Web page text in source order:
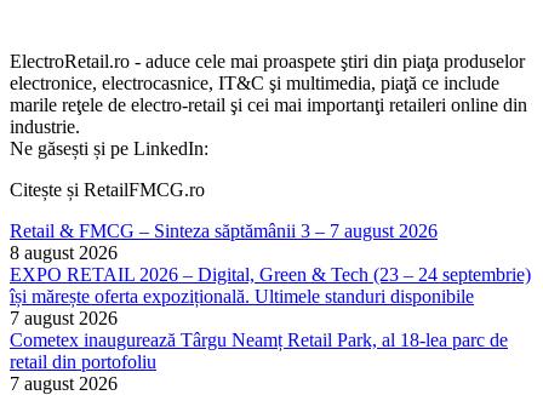
ElectroRetail.ro - aduce cele mai proaspete ştiri din piaţa produselor
electronice, electrocasnice, IT&C şi multimedia, piaţă ce include
marile reţele de electro-retail şi cei mai importanţi retaileri online din
industrie.
Ne găsești și pe LinkedIn:
Citește și RetailFMCG.ro
Retail & FMCG – Sinteza săptămânii 3 – 7 august 2026
8 august 2026
EXPO RETAIL 2026 – Digital, Green & Tech (23 – 24 septembrie)
își mărește oferta expozițională. Ultimele standuri disponibile
7 august 2026
Cometex inaugurează Târgu Neamț Retail Park, al 18-lea parc de
retail din portofoliu
7 august 2026